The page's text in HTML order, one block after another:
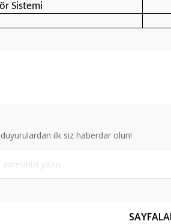
Sistemi
hatalar bulunuyor.
diğer sitelerden daha pahalı.
benzer farklı alternatifler olmalı.
ilk siz haberdar olun!